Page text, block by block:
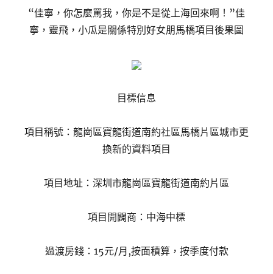
“佳寧，你怎麼罵我，你是不是從上海回來啊！”佳
寧，靈飛，小瓜是關係特別好女朋馬橋項目後果圖
目標信息
項目稱號：龍崗區寶龍街道南約社區馬橋片區城市更
換新的資料項目
項目地址：深圳市龍崗區寶龍街道南約片區
項目開闢商：中海中標
過渡房錢：15元/月,按面積算，按季度付款